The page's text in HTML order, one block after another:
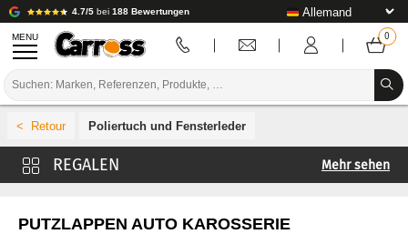
4.7/5 bei 188 Bewertungen
MENU
MARKEN
Poliertuch und Fensterleder
Autoglanz und Politur
Mehr sehen
PUTZLAPPEN AUTO KAROSSERIE